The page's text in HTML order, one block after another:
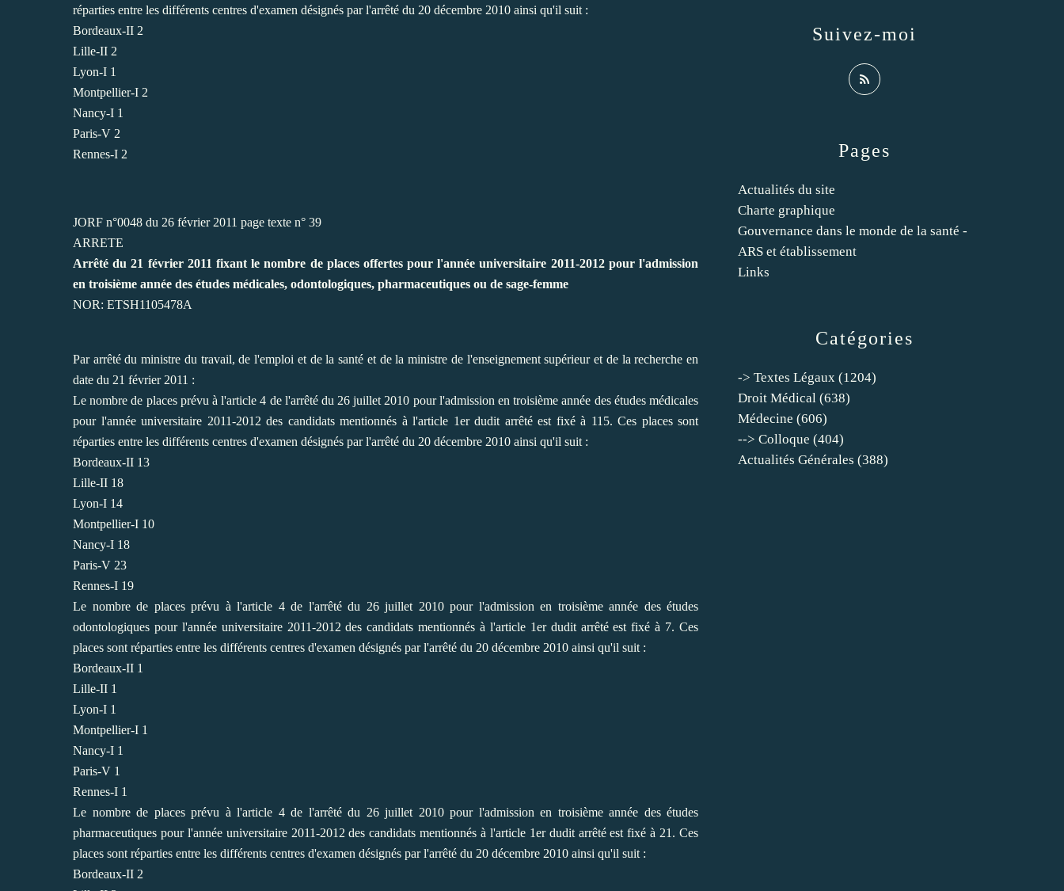
réparties entre les différents centres d'examen désignés par l'arrêté du 20 décembre 2010 ainsi qu'il suit :
Bordeaux-II 2
Lille-II 2
Lyon-I 1
Montpellier-I 2
Nancy-I 1
Paris-V 2
Rennes-I 2
JORF n°0048 du 26 février 2011 page texte n° 39
ARRETE
Arrêté du 21 février 2011 fixant le nombre de places offertes pour l'année universitaire 2011-2012 pour l'admission
en troisième année des études médicales, odontologiques, pharmaceutiques ou de sage-femme
NOR: ETSH1105478A
Par arrêté du ministre du travail, de l'emploi et de la santé et de la ministre de l'enseignement supérieur et de la recherche en
date du 21 février 2011 :
Le nombre de places prévu à l'article 4 de l'arrêté du 26 juillet 2010 pour l'admission en troisième année des études médicales
pour l'année universitaire 2011-2012 des candidats mentionnés à l'article 1er dudit arrêté est fixé à 115. Ces places sont
réparties entre les différents centres d'examen désignés par l'arrêté du 20 décembre 2010 ainsi qu'il suit :
Bordeaux-II 13
Lille-II 18
Lyon-I 14
Montpellier-I 10
Nancy-I 18
Paris-V 23
Rennes-I 19
Le nombre de places prévu à l'article 4 de l'arrêté du 26 juillet 2010 pour l'admission en troisième année des études
odontologiques pour l'année universitaire 2011-2012 des candidats mentionnés à l'article 1er dudit arrêté est fixé à 7. Ces
places sont réparties entre les différents centres d'examen désignés par l'arrêté du 20 décembre 2010 ainsi qu'il suit :
Bordeaux-II 1
Lille-II 1
Lyon-I 1
Montpellier-I 1
Nancy-I 1
Paris-V 1
Rennes-I 1
Le nombre de places prévu à l'article 4 de l'arrêté du 26 juillet 2010 pour l'admission en troisième année des études
pharmaceutiques pour l'année universitaire 2011-2012 des candidats mentionnés à l'article 1er dudit arrêté est fixé à 21. Ces
places sont réparties entre les différents centres d'examen désignés par l'arrêté du 20 décembre 2010 ainsi qu'il suit :
Bordeaux-II 2
Catégories
-> Textes Légaux (1204)
Droit Médical (638)
Médecine (606)
--> Colloque (404)
Actualités Générales (388)
Pages
Actualités du site
Charte graphique
Gouvernance dans le monde de la santé -
ARS et établissement
Links
Suivez-moi